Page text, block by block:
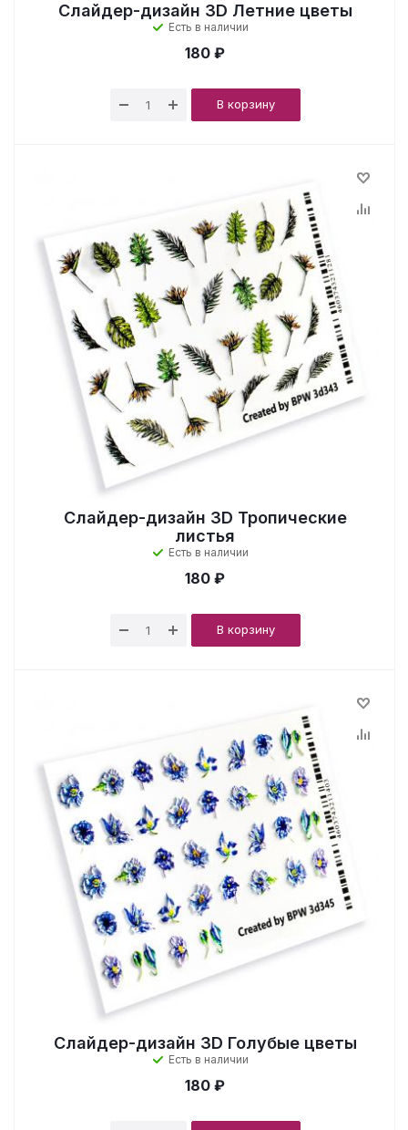
Слайдер-дизайн 3D Летние цветы
Есть в наличии
180 ₽
В корзину
Слайдер-дизайн 3D Тропические
листья
Есть в наличии
180 ₽
В корзину
Слайдер-дизайн 3D Голубые цветы
Есть в наличии
180 ₽